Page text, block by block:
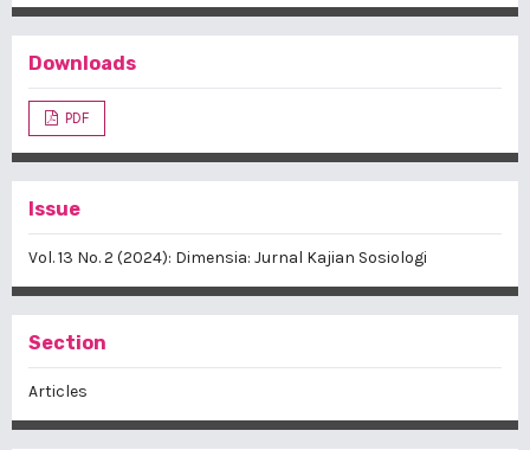
Downloads
PDF
Issue
Vol. 13 No. 2 (2024): Dimensia: Jurnal Kajian Sosiologi
Section
Articles